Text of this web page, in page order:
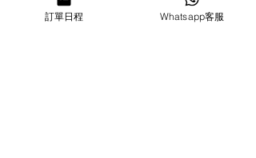
訂單日程 Whatsapp客服